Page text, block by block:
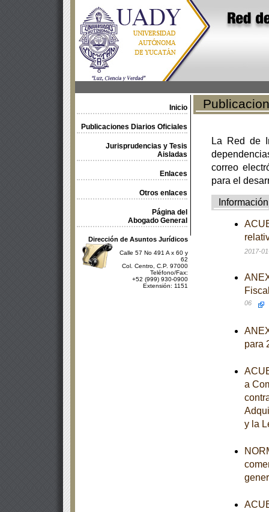
Inicio
Publicaciones Diarios Oficiales
Jurisprudencias y Tesis
Aisladas
Enlaces
Otros enlaces
Página del
Abogado General
Dirección de Asuntos Jurídicos
Calle 57 No 491 A x 60 y
62
Col. Centro, C.P. 97000
Teléfono/Fax:
+52 (999) 930-0900
Extensión: 1151
La Red de
correo
para el
Información
2017-
06
para
a
y la